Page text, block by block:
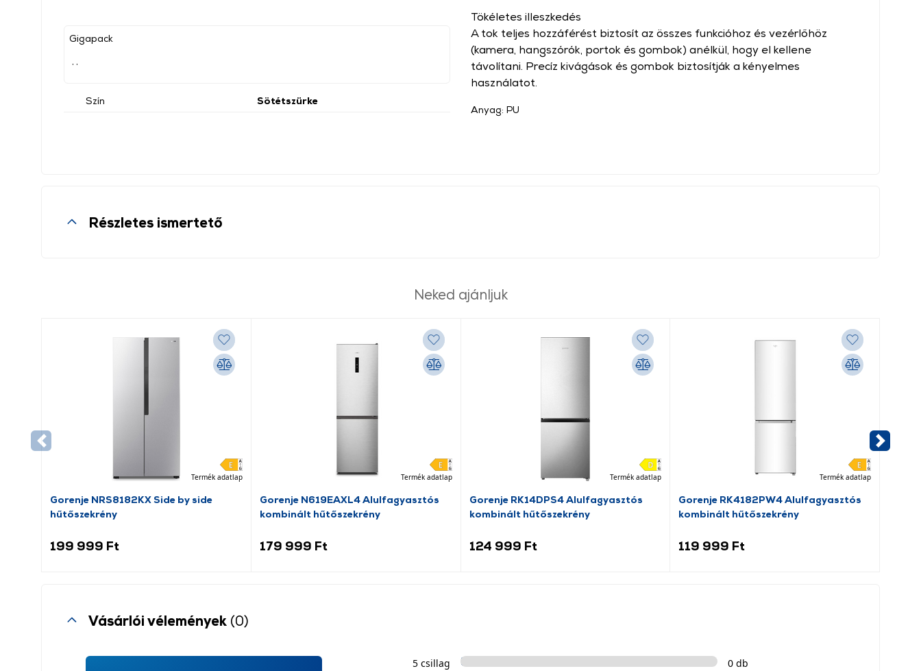
Gigapack
Szín Sötétszürke
Tökéletes illeszkedés
A tok teljes hozzáférést biztosít az összes funkcióhoz és vezérlőhöz
(kamera, hangszórók, portok és gombok) anélkül, hogy el kellene
távolítani. Precíz kivágások és gombok biztosítják a kényelmes
használatot.
Anyag: PU
Részletes ismertető
Neked ajánljuk
Termék adatlap
Gorenje NRS8182KX Side by side
hűtőszekrény
199 999 Ft
Termék adatlap
Gorenje N619EAXL4 Alulfagyasztós
kombinált hűtőszekrény
179 999 Ft
Termék adatlap
Gorenje RK14DPS4 Alulfagyasztós
kombinált hűtőszekrény
124 999 Ft
Termék adatlap
Gorenje RK4182PW4 Alulfagyasztós
kombinált hűtőszekrény
119 999 Ft
Vásárlói vélemények (0)
5 csillag
0 db